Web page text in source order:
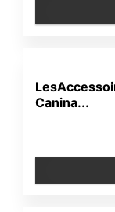
Canina...